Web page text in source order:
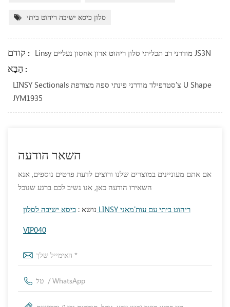
סלון כיסא ישיבה ריהוט ביתי
קודם : Linsy מודרני רב תכליתי סלון ריהוט ארון אחסון נעליים JS3N
הַבָּא :
LINSY Sectionals צ'סטרפילד מודרני פינתי ספה מצורפת U Shape
JYM1935
השאר הודעה
אם אתם מעוניינים במוצרים שלנו ורוצים לדעת פרטים נוספים, אנא
השאירו הודעה כאן, אנו נשיב לכם ברגע שנוכל
נושא : כיסא ישיבה לסלון LINSY ריהוט ביתי עם עות'מאני
VIP040